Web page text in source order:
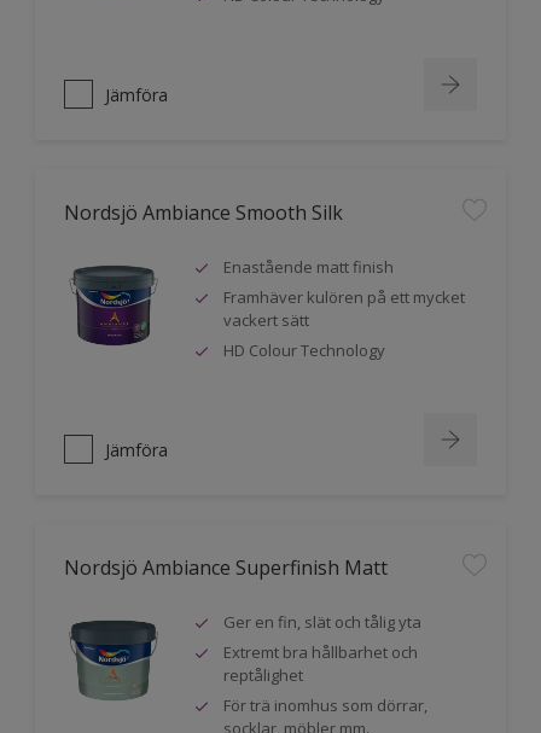
Jämföra
Nordsjö Ambiance Smooth Silk
Enastående matt finish
Framhäver kulören på ett mycket
vackert sätt
HD Colour Technology
Jämföra
Nordsjö Ambiance Superfinish Matt
Ger en fin, slät och tålig yta
Extremt bra hållbarhet och
reptålighet
För trä inomhus som dörrar,
socklar, möbler mm.